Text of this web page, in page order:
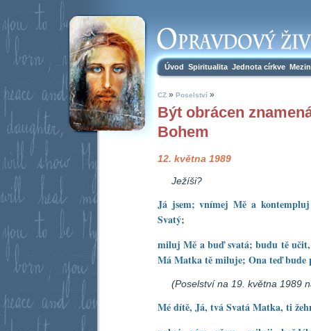
Úvod Spiritualita Jednota církve
CZ » Poselství »
Být obrácen
Bohem
12. května 1989
Ježíši?
Já jsem; vnímej Mě a
Svatý;
miluj Mě a buď svatá; budu tě
Má Matka tě miluje; Ona teď bude
(Poselství na 19. května 1989
Mé dítě, Já, tvá Svatá Matka, ti